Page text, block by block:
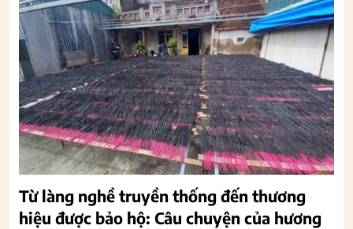
Từ làng nghề truyền thống đến thương
hiệu được bảo hộ: Câu chuyện của hương